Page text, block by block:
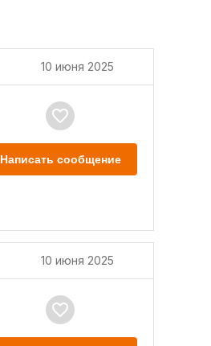
10 июня 2025
Написать сообщение
10 июня 2025